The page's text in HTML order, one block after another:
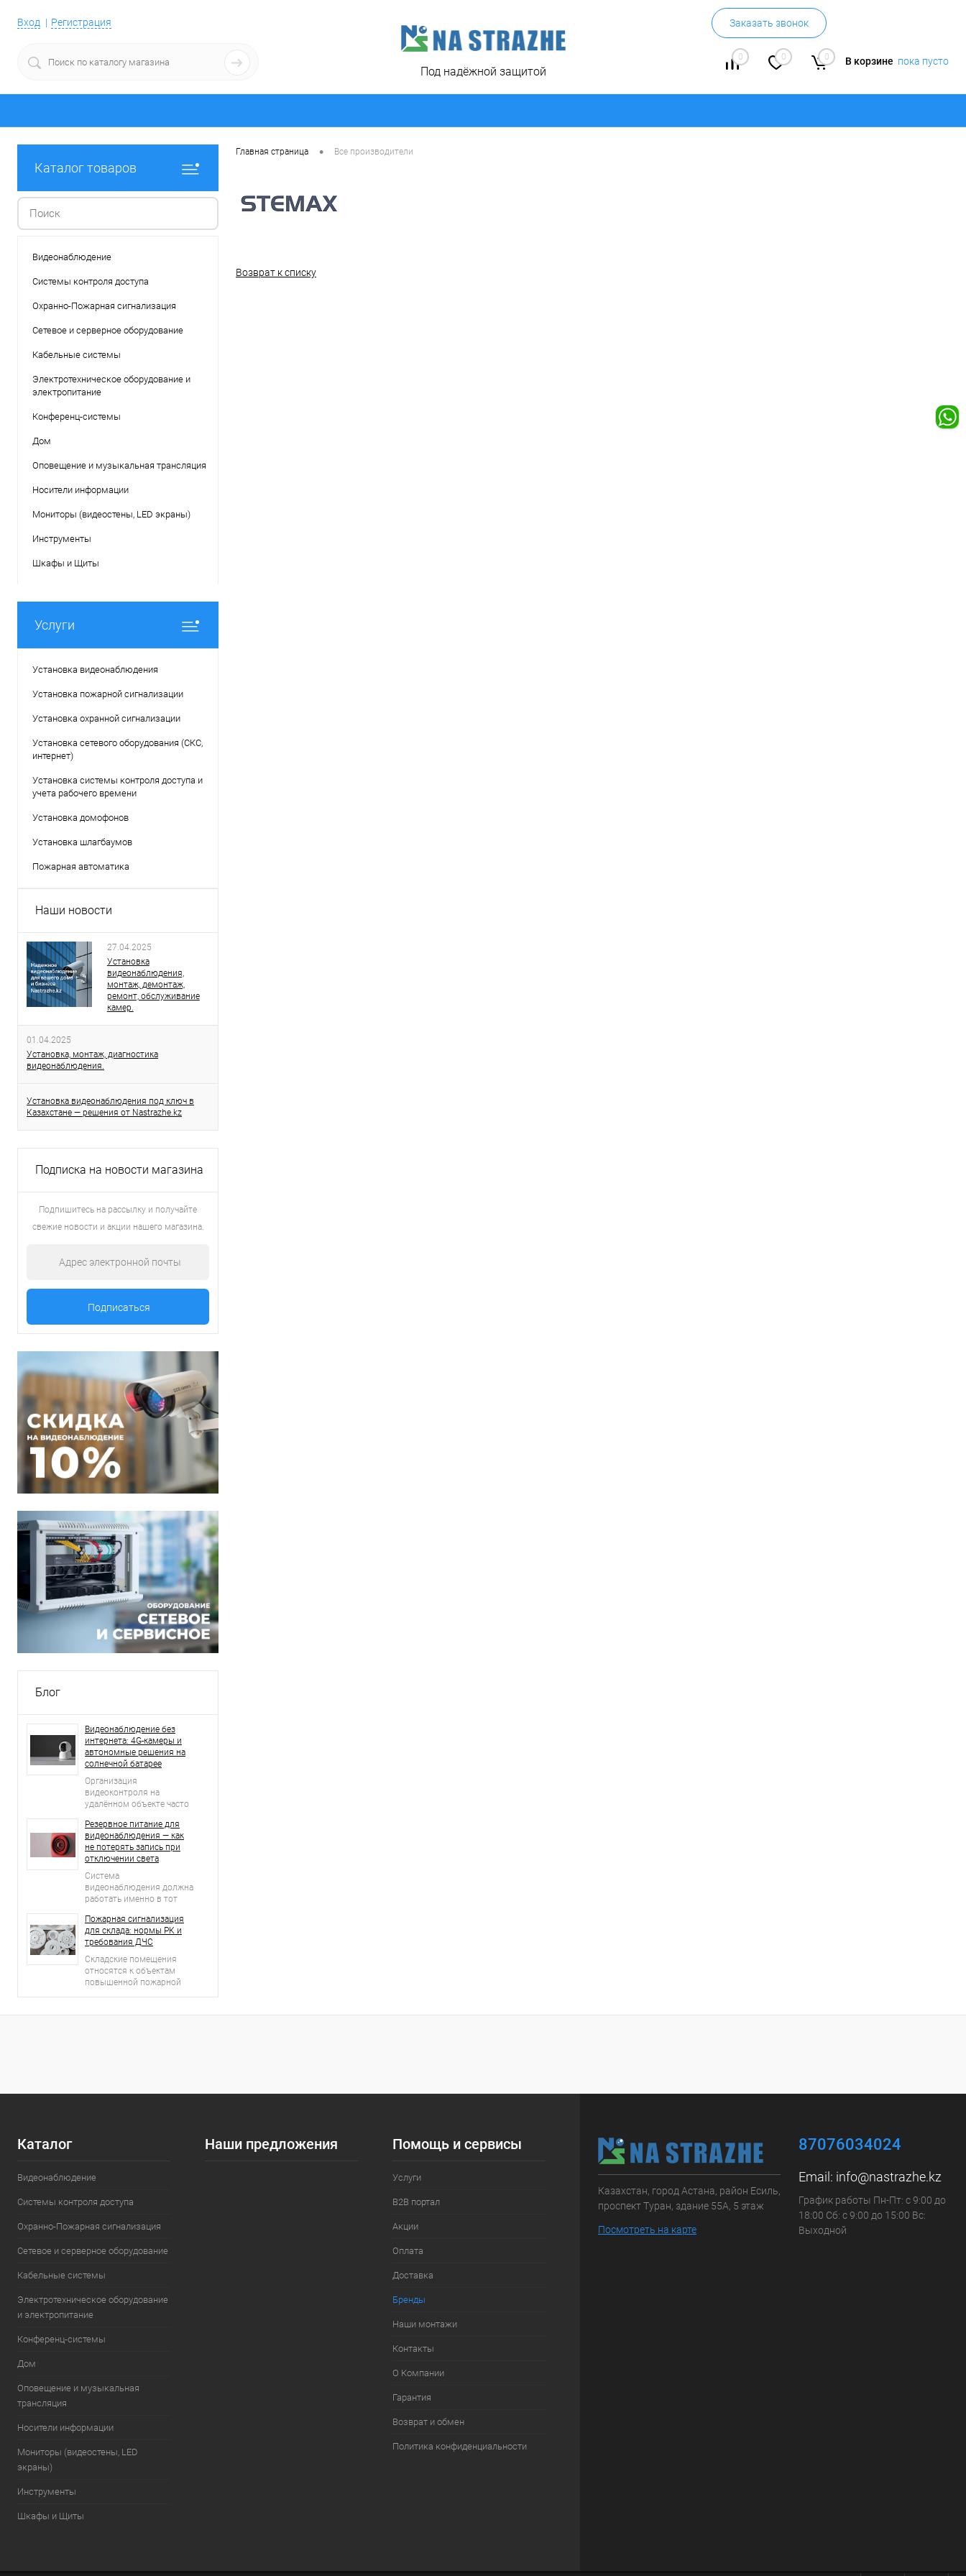
Вход Регистрация Заказать звонок
0 0 0 В корзине пока пусто
Под надёжной защитой
Каталог товаров
Видеонаблюдение
Системы контроля доступа
Охранно-Пожарная сигнализация
Сетевое и серверное оборудование
Кабельные системы
Электротехническое оборудование и
электропитание
Конференц-системы
Дом
Оповещение и музыкальная трансляция
Носители информации
Мониторы (видеостены, LED экраны)
Инструменты
Шкафы и Щиты
Услуги
Установка видеонаблюдения
Установка пожарной сигнализации
Установка охранной сигнализации
Установка сетевого оборудования (СКС,
интернет)
Установка системы контроля доступа и
учета рабочего времени
Установка домофонов
Установка шлагбаумов
Пожарная автоматика
Наши новости
27.04.2025
Установка
видеонаблюдения,
монтаж, демонтаж,
ремонт, обслуживание
камер.
01.04.2025
Установка, монтаж, диагностика
видеонаблюдения.
Установка видеонаблюдения под ключ в
Казахстане — решения от Nastrazhe.kz
Подписка на новости магазина
Подпишитесь на рассылку и получайте
свежие новости и акции нашего магазина.
Блог
Видеонаблюдение без
интернета: 4G-камеры и
автономные решения на
солнечной батарее
Организация
видеоконтроля на
удалённом объекте часто
вопроса: что делать, если
рядом нет проводного
интернета, стабильной Wi-
Fi-сети и возможности
регулярно подключать
оборудование к
электросети?
Резервное питание для
видеонаблюдения — как
не потерять запись при
отключении света
Система
видеонаблюдения должна
работать именно в тот
нештатная ситуация.
Пожарная сигнализация
для склада: нормы РК и
требования ДЧС
Складские помещения
относятся к объектам
повышенной пожарной
Главная страница • Все производители
Возврат к списку
Каталог
Видеонаблюдение
Системы контроля доступа
Охранно-Пожарная сигнализация
Сетевое и серверное оборудование
Кабельные системы
Электротехническое оборудование
и электропитание
Конференц-системы
Дом
Оповещение и музыкальная
трансляция
Носители информации
Мониторы (видеостены, LED
экраны)
Инструменты
Шкафы и Щиты
Наши предложения Помощь и сервисы
Услуги
B2B портал
Акции
Оплата
Доставка
Бренды
Наши монтажи
Контакты
О Компании
Гарантия
Возврат и обмен
Политика конфиденциальности
Казахстан, город Астана, район Есиль,
проспект Туран, здание 55А, 5 этаж
Посмотреть на карте
87076034024
Email: info@nastrazhe.kz
График работы Пн-Пт: с 9:00 до
18:00 Сб: с 9:00 до 15:00 Вс:
Выходной